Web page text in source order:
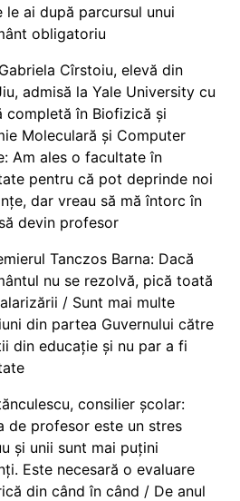
le ai după parcursul unui
obligatoriu
Cîrstoiu, elevă din
admisă la Yale University cu
completă în Biofizică și
Moleculară și Computer
Am ales o facultate în
pentru că pot deprinde noi
dar vreau să mă întorc în
devin profesor
Tanczos Barna: Dacă
nu se rezolvă, pică toată
/ Sunt mai multe
din partea Guvernului către
din educație și nu par a fi
consilier școlar:
de profesor este un stres
și unii sunt mai puțini
Este necesară o evaluare
din când în când / De anul